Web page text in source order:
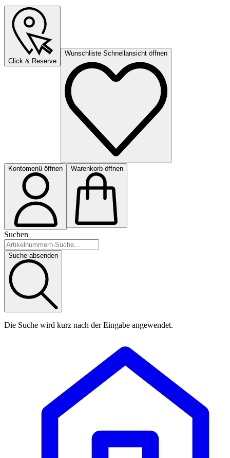
Click & Reserve
Wunschliste Schnellansicht öffnen
Kontomenü öffnen Warenkorb öffnen
Suchen
Suche absenden
Die Suche wird kurz nach der Eingabe angewendet.